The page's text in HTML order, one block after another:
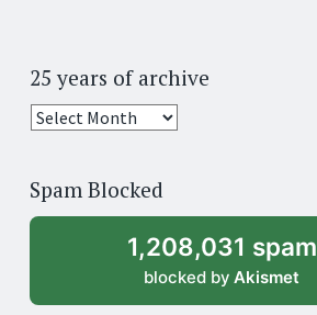
25 years of archive
25
archive
Spam Blocked
1,208,031 spam
blocked by Akismet